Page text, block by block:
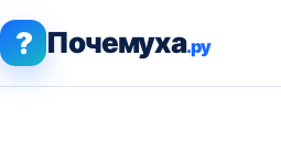
? Почемуха.ру